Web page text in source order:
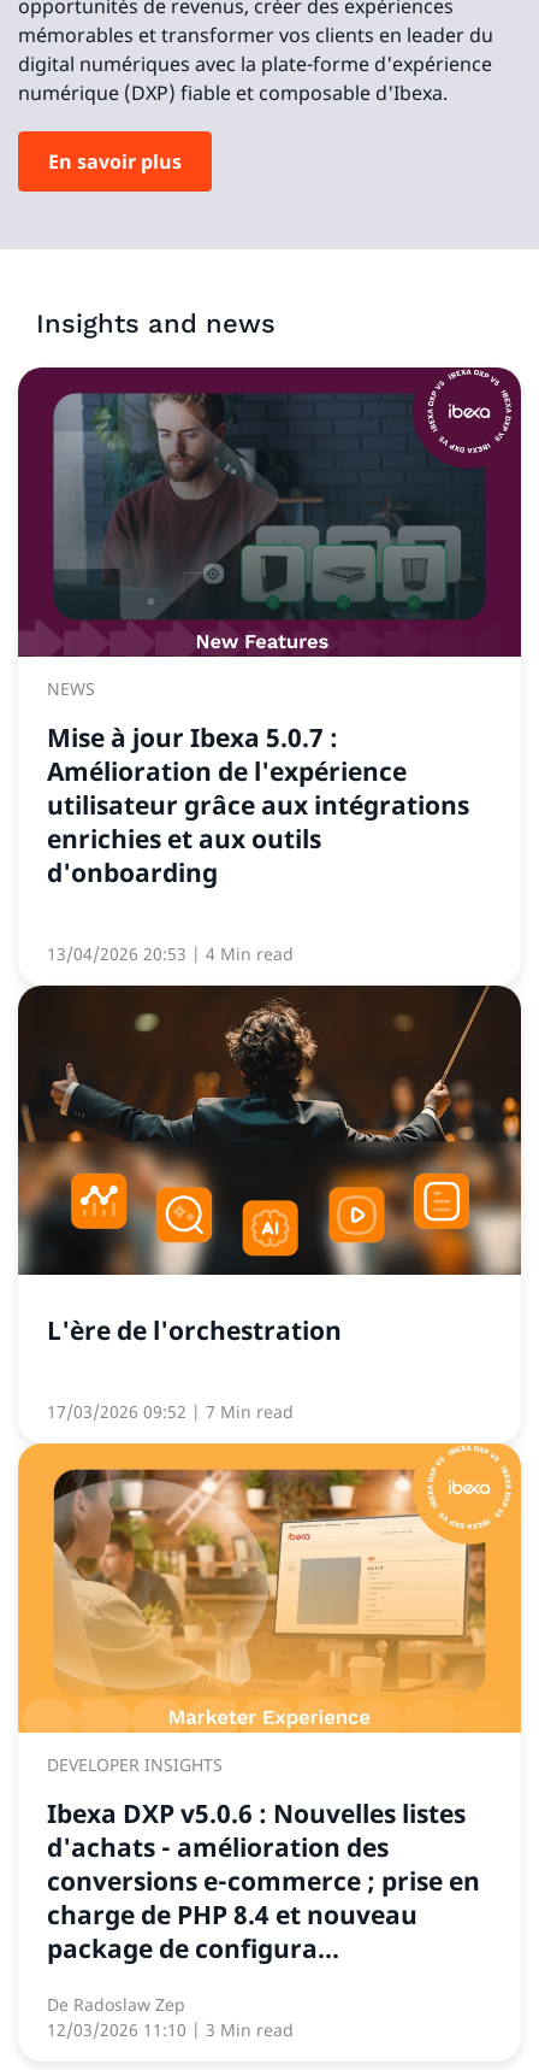
opportunités de revenus, créer des expériences
mémorables et transformer vos clients en leader du
digital numériques avec la plate-forme d'expérience
numérique (DXP) fiable et composable d'Ibexa.
En savoir plus
Insights and news
NEWS
Mise à jour Ibexa 5.0.7 :
Amélioration de l'expérience
utilisateur grâce aux intégrations
enrichies et aux outils
d'onboarding
13/04/2026 20:53 | 4 Min read
L'ère de l'orchestration
17/03/2026 09:52 | 7 Min read
DEVELOPER INSIGHTS
Ibexa DXP v5.0.6 : Nouvelles listes
d'achats - amélioration des
conversions e-commerce ; prise en
charge de PHP 8.4 et nouveau
package de configura...
De Radoslaw Zep
12/03/2026 11:10 | 3 Min read